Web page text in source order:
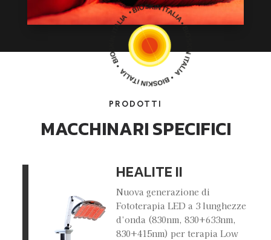
PRODOTTI
MACCHINARI SPECIFICI
HEALITE II
Nuova generazione di
Fototerapia LED a 3 lunghezze
d’onda (830nm, 830+633nm,
830+415nm) per terapia Low